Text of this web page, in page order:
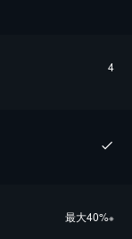
4
最⼤40%※